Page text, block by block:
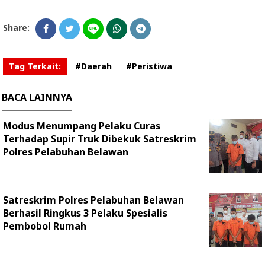
Share:
Tag Terkait: #Daerah #Peristiwa
BACA LAINNYA
Modus Menumpang Pelaku Curas
Terhadap Supir Truk Dibekuk Satreskrim
Polres Pelabuhan Belawan
Satreskrim Polres Pelabuhan Belawan
Berhasil Ringkus 3 Pelaku Spesialis
Pembobol Rumah